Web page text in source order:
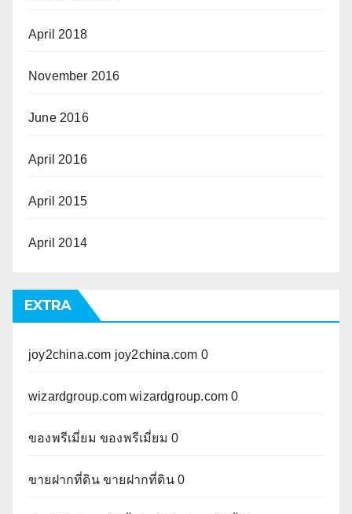
April 2018
November 2016
June 2016
April 2016
April 2015
April 2014
EXTRA
joy2china.com joy2china.com 0
wizardgroup.com wizardgroup.com 0
ของพรีเมี่ยม ของพรีเมี่ยม 0
ขายฝากที่ดินขายฝากที่ดิน 0